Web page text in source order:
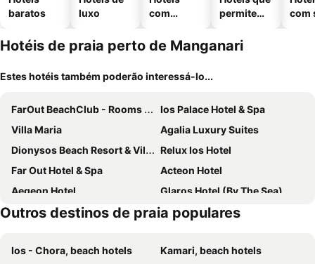
baratos
luxo
com
permitem
com
Hotéis de praia perto de Manganari
Estes hotéis também poderão interessá-lo...
FarOut BeachClub - Rooms & Camping
Ios Palace Hotel & Spa
Villa Maria
Agalia Luxury Suites
Dionysos Beach Resort & Villas
Relux Ios Hotel
Far Out Hotel & Spa
Acteon Hotel
Aegeon Hotel
Glaros Hotel (By The Sea)
Far Out Village Hotel
Holidays In Ios
Skala Hotel
Armadoros Hotel Ios Backpackers
Outros destinos de praia populares
Ios - Chora, beach hotels
Kamari, beach hotels